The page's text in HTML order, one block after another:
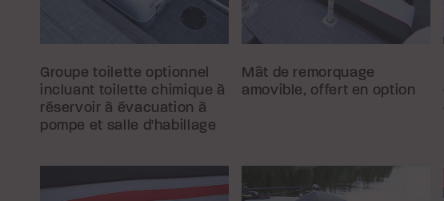
Groupe toilette optionnel
incluant toilette chimique à
réservoir à évacuation à
pompe et salle d'habillage
Mât de remorquage
amovible, offert en option